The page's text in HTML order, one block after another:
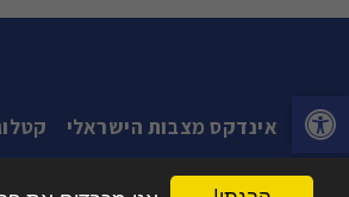
אינדקס מצבות הישראלי